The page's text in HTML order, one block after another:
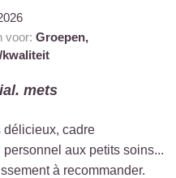
voor: Groepen,
mets
délicieux, cadre
aux petits soins...
à recommander.